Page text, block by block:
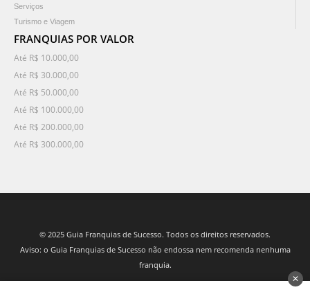
Serviços
Turismo e Viagem
FRANQUIAS POR VALOR
Até R$ 10.000,00
Até R$ 30.000,00
Até R$ 50.000,00
Até R$ 100.000,00
Até R$ 200.000,00
Até R$ 300.000,00
© 2025 Guia Franquias de Sucesso. Todos os direitos reservados.
Aviso: o Guia Franquias de Sucesso não endossa nem recomenda nenhuma
franquia.
✕